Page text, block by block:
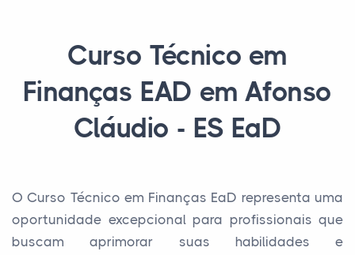
Curso Técnico em
Finanças EAD em Afonso
Cláudio - ES EaD
O Curso Técnico em Finanças EaD representa uma
oportunidade excepcional para profissionais que
buscam aprimorar suas habilidades e